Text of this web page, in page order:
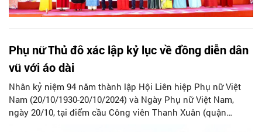
Phụ nữ Thủ đô xác lập kỷ lục về đồng diễn dân
vũ với áo dài
Nhân kỷ niệm 94 năm thành lập Hội Liên hiệp Phụ nữ Việt
Nam (20/10/1930-20/10/2024) và Ngày Phụ nữ Việt Nam,
ngày 20/10, tại điểm cầu Công viên Thanh Xuân (quận